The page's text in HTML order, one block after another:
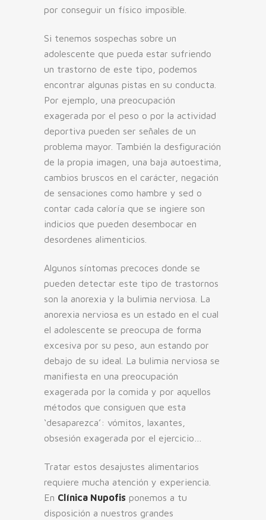
por conseguir un físico imposible.
Si tenemos sospechas sobre un
adolescente que pueda estar sufriendo
un trastorno de este tipo, podemos
encontrar algunas pistas en su conducta.
Por ejemplo, una preocupación
exagerada por el peso o por la actividad
deportiva pueden ser señales de un
problema mayor. También la desfiguración
de la propia imagen, una baja autoestima,
cambios bruscos en el carácter, negación
de sensaciones como hambre y sed o
contar cada caloría que se ingiere son
indicios que pueden desembocar en
desordenes alimenticios.
Algunos síntomas precoces donde se
pueden detectar este tipo de trastornos
son la anorexia y la bulimia nerviosa. La
anorexia nerviosa es un estado en el cual
el adolescente se preocupa de forma
excesiva por su peso, aun estando por
debajo de su ideal. La bulimia nerviosa se
manifiesta en una preocupación
exagerada por la comida y por aquellos
métodos que consiguen que esta
‘desaparezca’: vómitos, laxantes,
obsesión exagerada por el ejercicio…
Tratar estos desajustes alimentarios
requiere mucha atención y experiencia.
En Clínica Nupofis ponemos a tu
disposición a nuestros grandes